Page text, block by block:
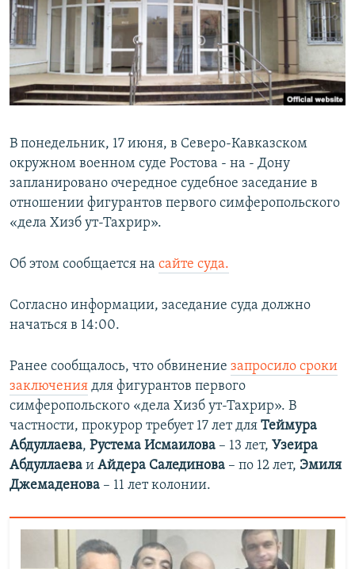
ПОБЕДИТЕЛЕЙ НЕ СУДЯТ?
КРЫМ.НЕПОКОРЕННЫЙ
ELIFBE
УКРАИНСКАЯ ПРОБЛЕМА КРЫМА
ПРИСОЕДИНЯЙТЕСЬ!
В понедельник, 17 июня, в Северо-Кавказском
окружном военном суде Ростова - на - Дону
запланировано очередное судебное заседание в
отношении фигурантов первого симферопольского
«дела Хизб ут-Тахрир».
Об этом сообщается на сайте суда.
Согласно информации, заседание суда должно
начаться в 14:00.
Ранее сообщалось, что обвинение запросило сроки
заключения для фигурантов первого
симферопольского «дела Хизб ут-Тахрир». В
частности, прокурор требует 17 лет для Теймура
Абдуллаева, Рустема Исмаилова –​ 13 лет, Узеира
Абдуллаева и Айдера Салединова –​ по 12 лет, Эмиля
Джемаденова – 11 лет колонии.